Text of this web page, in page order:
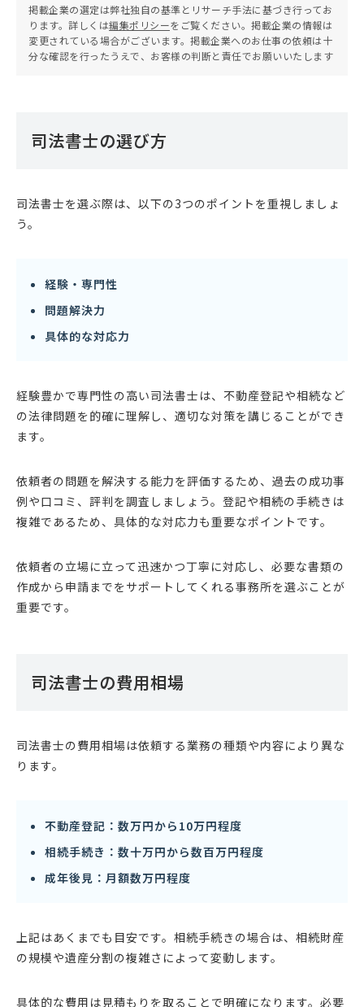
掲載企業の選定は弊社独自の基準とリサーチ手法に基づき行ってお
ります。詳しくは編集ポリシーをご覧ください。掲載企業の情報は
変更されている場合がございます。掲載企業へのお仕事の依頼は十
分な確認を行ったうえで、お客様の判断と責任でお願いいたします
司法書士の選び方
司法書士を選ぶ際は、以下の3つのポイントを重視しましょ
う。
経験・専門性
問題解決力
具体的な対応力
経験豊かで専門性の高い司法書士は、不動産登記や相続など
の法律問題を的確に理解し、適切な対策を講じることができ
ます。
依頼者の問題を解決する能力を評価するため、過去の成功事
例や口コミ、評判を調査しましょう。登記や相続の手続きは
複雑であるため、具体的な対応力も重要なポイントです。
依頼者の立場に立って迅速かつ丁寧に対応し、必要な書類の
作成から申請までをサポートしてくれる事務所を選ぶことが
重要です。
司法書士の費用相場
司法書士の費用相場は依頼する業務の種類や内容により異な
ります。
不動産登記：数万円から10万円程度
相続手続き：数十万円から数百万円程度
成年後見：月額数万円程度
上記はあくまでも目安です。相続手続きの場合は、相続財産
の規模や遺産分割の複雑さによって変動します。
具体的な費用は見積もりを取ることで明確になります。必要